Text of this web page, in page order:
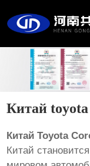
Китай
Китай Toyota
Китай